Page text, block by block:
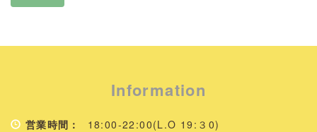
Information
営業時間： 18:00-22:00(L.O 19:３0)